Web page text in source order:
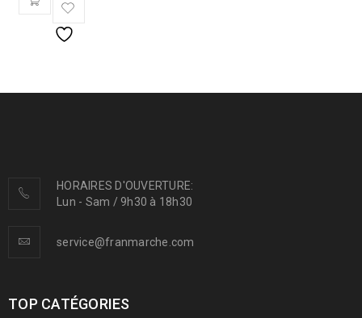
HORAIRES D'OUVERTURE:
Lun - Sam / 9h30 à 18h30
service@franmarche.com
TOP CATÉGORIES